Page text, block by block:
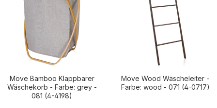
Möve Bamboo Klappbarer
Wäschekorb - Farbe: grey -
081 (4-4198)
Möve Wood Wäscheleiter -
Farbe: wood - 071 (4-0717)